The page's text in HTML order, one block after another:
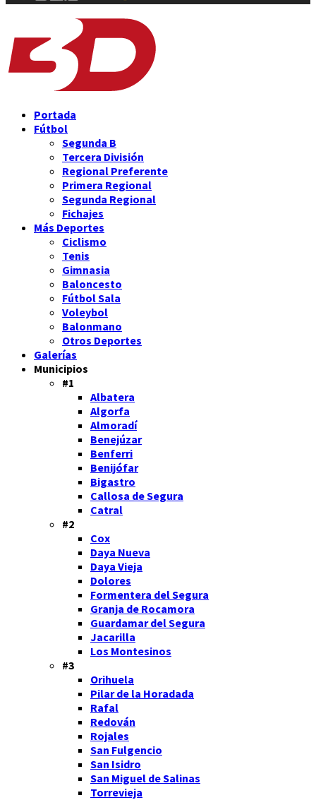
Portada
Fútbol
Segunda B
Tercera División
Regional Preferente
Primera Regional
Segunda Regional
Fichajes
Más Deportes
Ciclismo
Tenis
Gimnasia
Baloncesto
Fútbol Sala
Voleybol
Balonmano
Otros Deportes
Galerías
Municipios
#1
Albatera
Algorfa
Almoradí
Benejúzar
Benferri
Benijófar
Bigastro
Callosa de Segura
Catral
#2
Cox
Daya Nueva
Daya Vieja
Dolores
Formentera del Segura
Granja de Rocamora
Guardamar del Segura
Jacarilla
Los Montesinos
#3
Orihuela
Pilar de la Horadada
Rafal
Redován
Rojales
San Fulgencio
San Isidro
San Miguel de Salinas
Torrevieja